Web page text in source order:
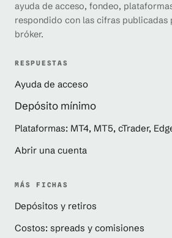
ayuda de acceso, fondeo,
respondido con las cifras publicadas
bróker.
RESPUESTAS
Ayuda de acceso
Depósito mínimo
Plataformas: MT4, MT5, cTrader,
Abrir una cuenta
MÁS FICHAS
Depósitos y retiros
Costos: spreads y comisiones